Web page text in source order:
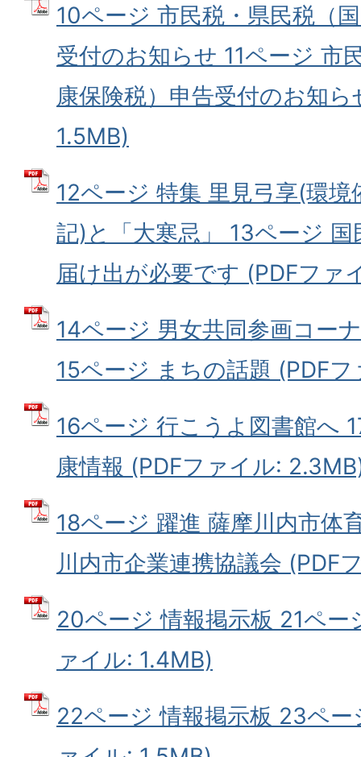
10ページ 市民税・県民税（
受付のお知らせ 11ページ 市
康保険税）申告受付のお知
1.5MB)
12ページ 特集 里見弓享(環
記)と「大寒忌」 13ページ
届け出が必要です (PDFファ
14ページ 男女共同参画コー
15ページ まちの話題 (PDF
16ページ 行こうよ図書館へ
康情報 (PDFファイル:
18ページ 躍進 薩摩川内市体
川内市企業連携協議会 (PDF
20ページ 情報掲示板 21ペー
ァイル: 1.4MB)
22ページ 情報掲示板 23ペー